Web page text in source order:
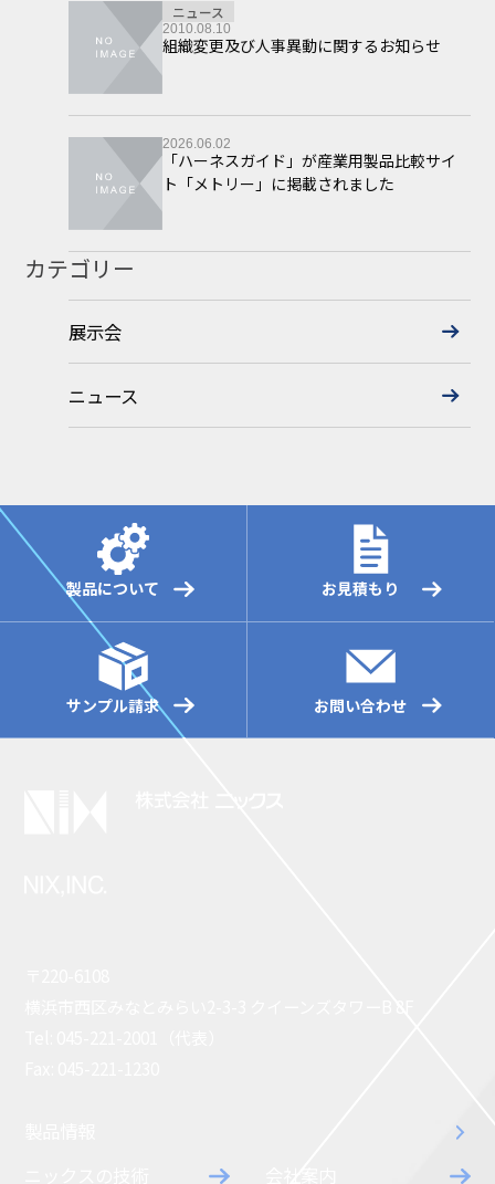
ニュース
2010.08.10
組織変更及び人事異動に関するお知らせ
2026.06.02
「ハーネスガイド」が産業用製品比較サイ
ト「メトリー」に掲載されました
カテゴリー
展示会
ニュース
製品について お見積もり
サンプル請求 お問い合わせ